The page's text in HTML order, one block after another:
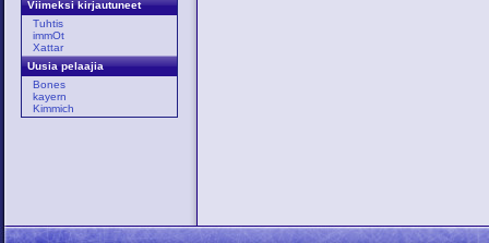
Viimeksi kirjautuneet
Tuhtis
immOt
Xattar
Uusia pelaajia
Bones
kayern
Kimmich